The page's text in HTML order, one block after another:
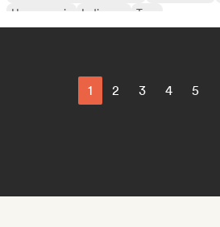
House music
Indie pop Trap
1 2 3 4 5